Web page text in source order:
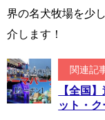
界の名犬牧場を少
介します！
関連記
【全国
ット・